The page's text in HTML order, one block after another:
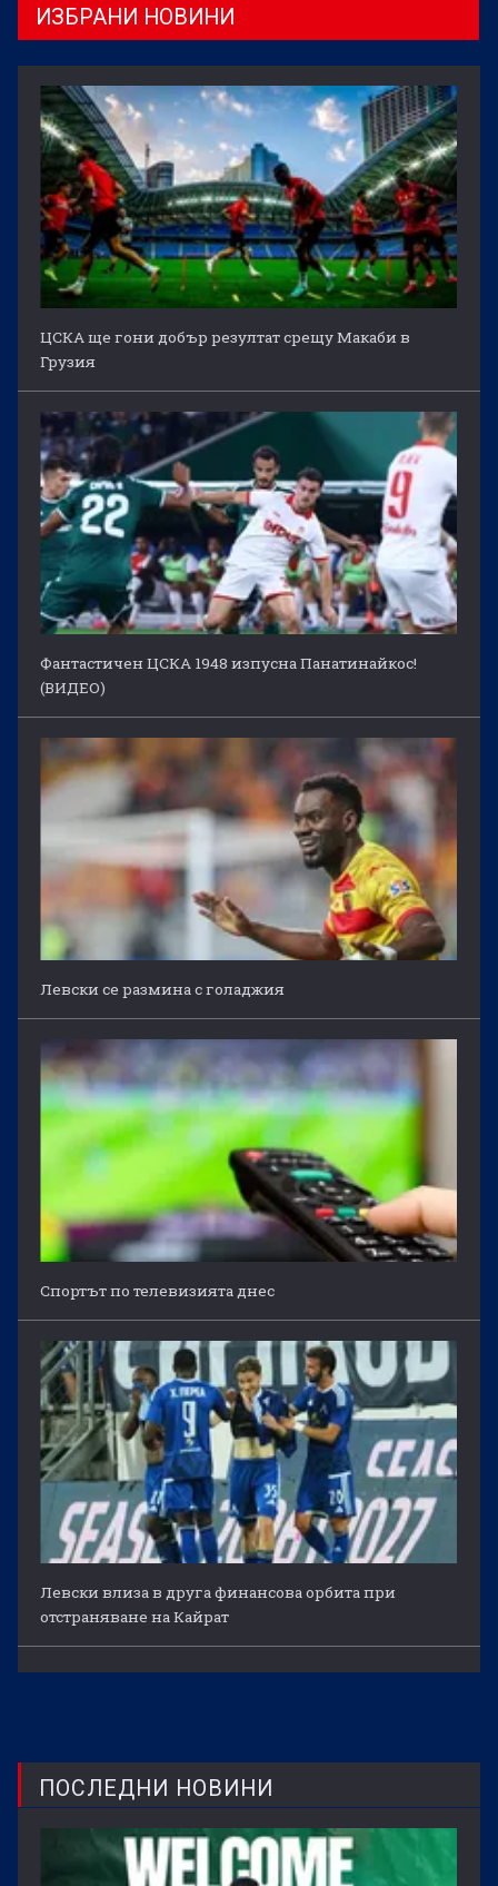
ИЗБРАНИ НОВИНИ
ЦСКА ще гони добър резултат срещу Макаби в
Грузия
Фантастичен ЦСКА 1948 изпусна Панатинайкос!
(ВИДЕО)
Левски се размина с голаджия
Спортът по телевизията днес
Левски влиза в друга финансова орбита при
отстраняване на Кайрат
ПОСЛЕДНИ НОВИНИ